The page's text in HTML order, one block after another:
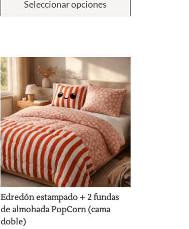
Seleccionar opciones
tiene
opciones
elegir
la
página
de
producto
Edredón estampado + 2 fundas
de almohada PopCorn (cama
doble)